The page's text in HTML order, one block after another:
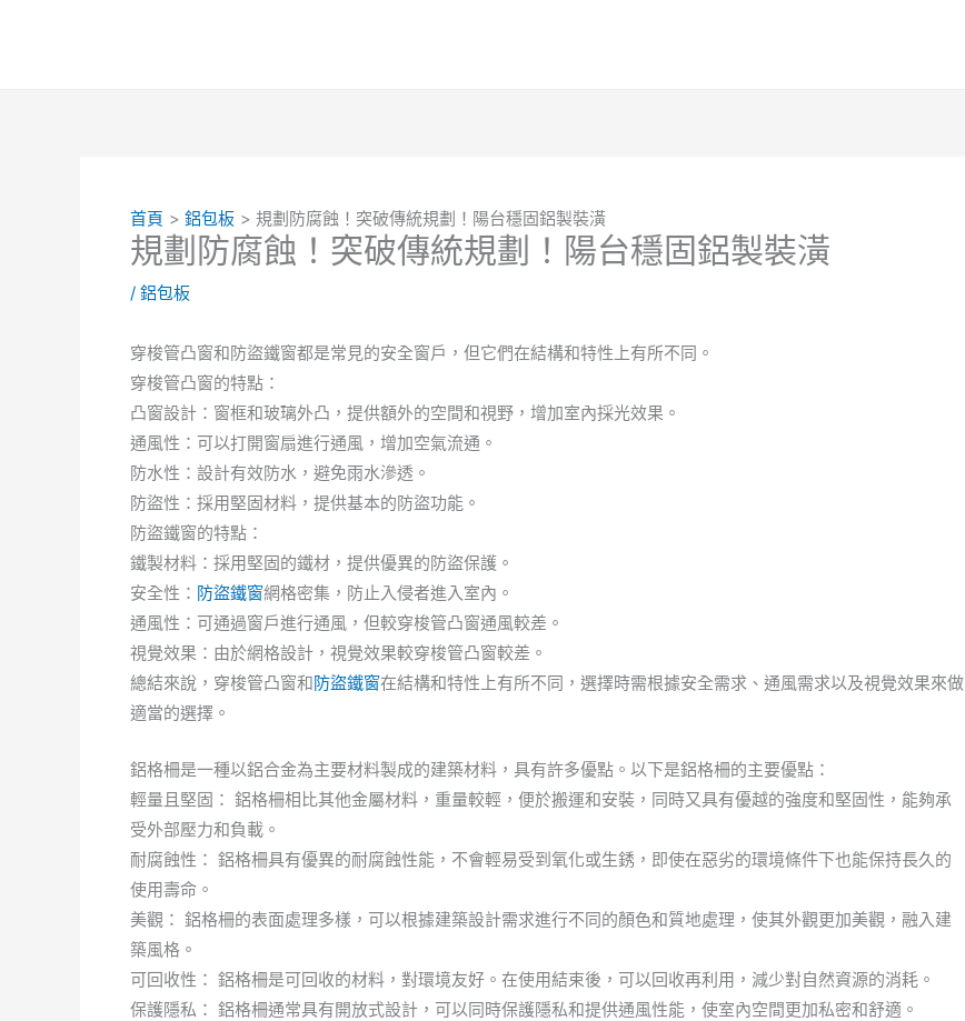
首頁 鋁包板 規劃防腐蝕！突破傳統規劃！陽台穩固鋁製裝潢
規劃防腐蝕！突破傳統規劃！陽台穩固鋁製裝潢
/ 鋁包板
穿梭管凸窗和防盜鐵窗都是常見的安全窗戶，但它們在結構和特性上有所不同。
穿梭管凸窗的特點：
凸窗設計：窗框和玻璃外凸，提供額外的空間和視野，增加室內採光效果。
通風性：可以打開窗扇進行通風，增加空氣流通。
防水性：設計有效防水，避免雨水滲透。
防盜性：採用堅固材料，提供基本的防盜功能。
防盜鐵窗的特點：
鐵製材料：採用堅固的鐵材，提供優異的防盜保護。
安全性： 防盜鐵窗網格密集，防止入侵者進入室內。
通風性：可通過窗戶進行通風，但較穿梭管凸窗通風較差。
視覺效果：由於網格設計，視覺效果較穿梭管凸窗較差。
總結來說，穿梭管凸窗和防盜鐵窗在結構和特性上有所不同，選擇時需根據安全需求、通風需求以及視覺效果來做
適當的選擇。
鋁格柵是一種以鋁合金為主要材料製成的建築材料，具有許多優點。以下是鋁格柵的主要優點：
輕量且堅固： 鋁格柵相比其他金屬材料，重量較輕，便於搬運和安裝，同時又具有優越的強度和堅固性，能夠承
受外部壓力和負載。
耐腐蝕性： 鋁格柵具有優異的耐腐蝕性能，不會輕易受到氧化或生銹，即使在惡劣的環境條件下也能保持長久的
使用壽命。
美觀： 鋁格柵的表面處理多樣，可以根據建築設計需求進行不同的顏色和質地處理，使其外觀更加美觀，融入建
築風格。
可回收性： 鋁格柵是可回收的材料，對環境友好。在使用結束後，可以回收再利用，減少對自然資源的消耗。
保護隱私： 鋁格柵通常具有開放式設計，可以同時保護隱私和提供通風性能，使室內空間更加私密和舒適。